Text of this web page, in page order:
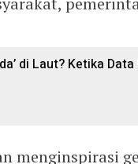
di Laut? Ketika
menginspirasi